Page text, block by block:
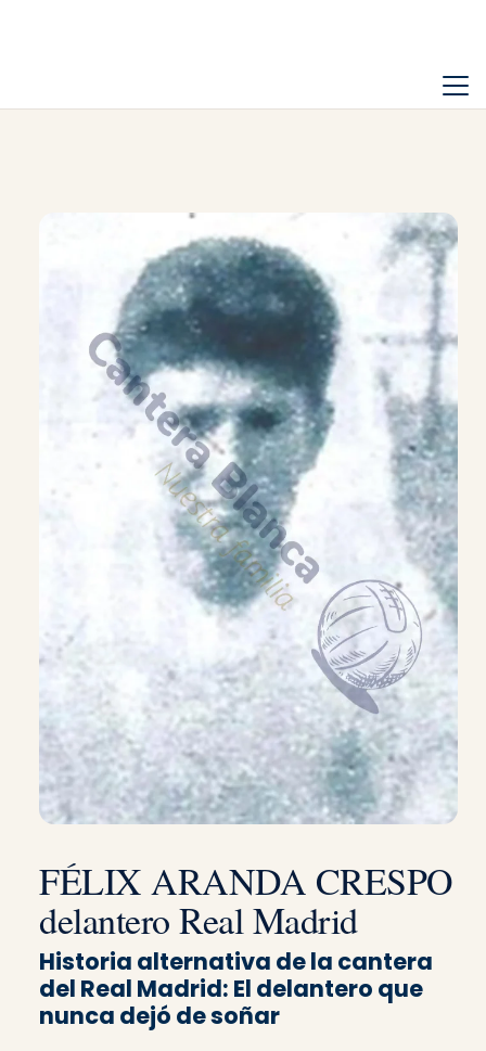
FÉLIX ARANDA CRESPO
delantero Real Madrid
Historia alternativa de la cantera
del Real Madrid: El delantero que
nunca dejó de soñar